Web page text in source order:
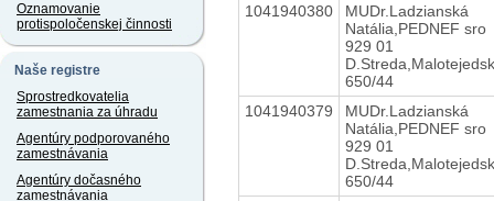
Oznamovanie
protispoločenskej činnosti
Naše registre
Sprostredkovatelia
zamestnania za úhradu
Agentúry podporovaného
zamestnávania
Agentúry dočasného
zamestnávania
1041940380
MUDr.Ladzianská
Natália,PEDNEF sro
929 01
650/44
1041940379
MUDr.Ladzianská
Natália,PEDNEF sro
929 01
650/44